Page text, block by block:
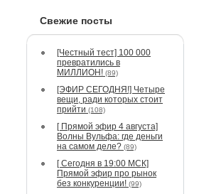
Свежие посты
[Честный тест] 100 000
превратились в
МИЛЛИОН! (89)
[ЭФИР СЕГОДНЯ!] Четыре
вещи, ради которых стоит
прийти (108)
[ Прямой эфир 4 августа]
Волны Вульфа: где деньги
на самом деле? (89)
[ Сегодня в 19:00 МСК]
Прямой эфир про рынок
без конкуренции! (99)